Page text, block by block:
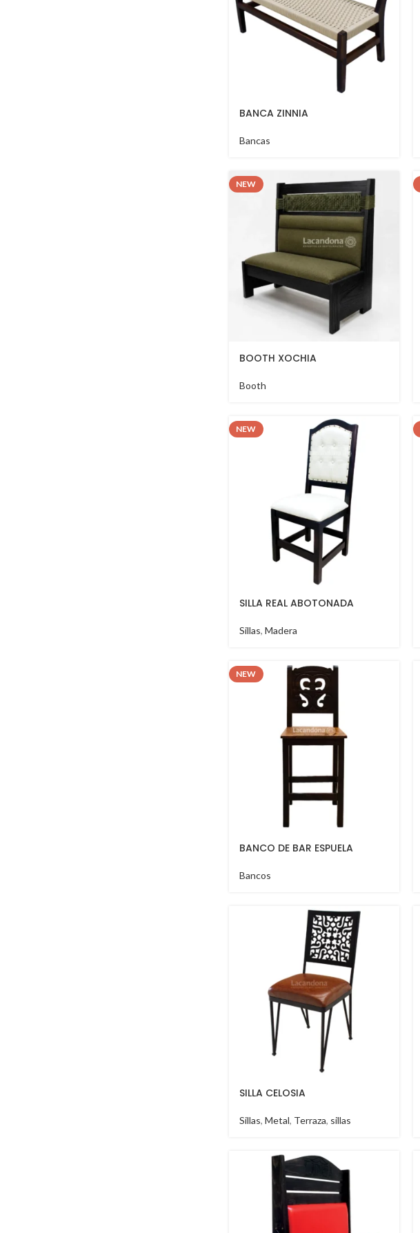
BANCA ZINNIA
Bancas
NEW
BOOTH XOCHIA
Booth
NEW
SILLA REAL ABOTONADA
Sillas, Madera
NEW
BANCO DE BAR ESPUELA
Bancos
SILLA CELOSIA
Sillas, Metal, Terraza, sillas